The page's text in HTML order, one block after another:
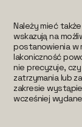
Należy mieć
wskazują na
postanowienia w
lakoniczność
nie precyzuje,
zatrzymania lub
zakresie
wcześniej